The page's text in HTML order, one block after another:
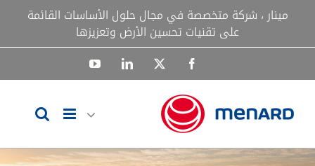
content
مينار ، شركة متخصصة في مجال حلول الأساسات القائمة
على تقنيات تحسين الأرض وتعزيزها
Facebook
X
LinkedIn
YouTube